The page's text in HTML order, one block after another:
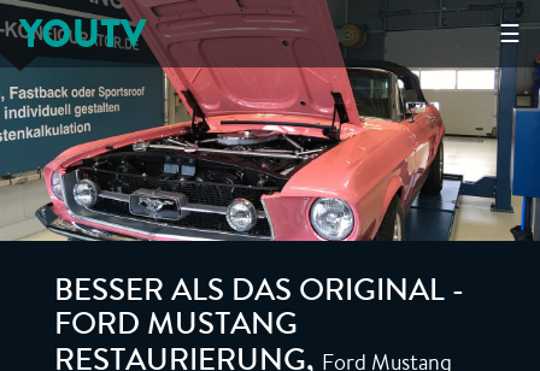
☰
YOUTV
BESSER ALS DAS ORIGINAL -
FORD MUSTANG
RESTAURIERUNG, Ford Mustang